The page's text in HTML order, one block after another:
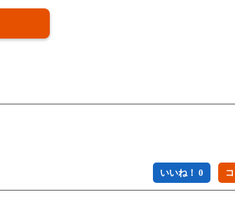
いいね！ 0